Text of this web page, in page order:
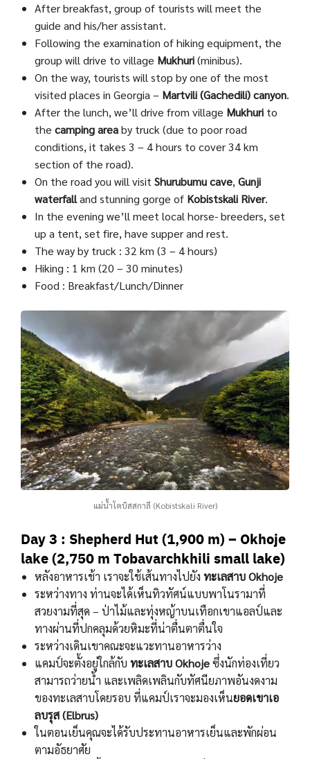
After breakfast, group of tourists will meet the
guide and his/her assistant.
Following the examination of hiking equipment, the
group will drive to village Mukhuri(minibus).
On the way, tourists will stop by one of the most
visited places in Georgia – Martvili (Gachedili) canyon.
After the lunch, we’ll drive from village Mukhuri to
the camping areaby truck (due to poor road
conditions, it takes 3 – 4 hours to cover 34 km
section of the road).
On the road you will visit Shurubumu cave, Gunji
waterfalland stunning gorge of Kobistskali River.
In the evening we’ll meet local horse- breeders, set
up a tent, set fire, have supper and rest.
The way by truck : 32 km (3 – 4 hours)
Hiking : 1 km (20 – 30 minutes)
Food : Breakfast/Lunch/Dinner
แม่น้ำโคบิสสกาลี (Kobistskali River)
Day 3 : Shepherd Hut (1,900 m) – Okhoje
lake (2,750 m Tobavarchkhili small lake)
หลังอาหารเช้า เราจะใช้เส้นทางไปยัง ทะเลสาบ Okhoje
ระหว่างทาง ท่านจะได้เห็นทิวทัศน์แบบพาโนรามาที่
สวยงามที่สุด – ป่าไม้และทุ่งหญ้าบนเทือกเขาแอลป์และ
ทางผ่านที่ปกคลุมด้วยหิมะที่น่าตื่นตาตื่นใจ
ระหว่างเดินเขาคณะจะแวะทานอาหารว่าง
แคมป์จะตั้งอยู่ใกล้กับ ทะเลสาบ Okhojeซึ่งนักท่องเที่ยว
สามารถว่ายน้ำ และเพลิดเพลินกับทัศนียภาพอันงดงาม
ของทะเลสาบโดยรอบ ที่แคมป์เราจะมองเห็นยอดเขาเอ
ลบรุส (Elbrus)
ในตอนเย็นคุณจะได้รับประทานอาหารเย็นและพักผ่อน
ตามอัธยาศัย